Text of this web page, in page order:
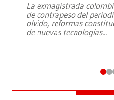
La exmagistrada
de contrapeso del
olvido, reformas
de nuevas tecnologías...